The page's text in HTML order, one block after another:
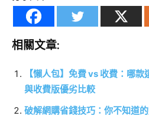
相關文章:
【懶人包】免費 vs 收費：哪
與收費版優劣比較
破解網購省錢技巧：你不知道